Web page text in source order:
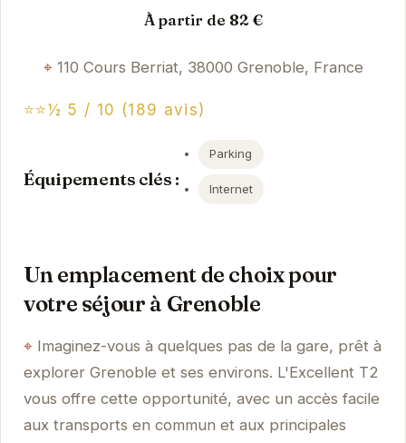
À partir de 82 €
110 Cours Berriat, 38000 Grenoble, France
⭐⭐½ 5 / 10 (189 avis)
Équipements clés :
Parking
Internet
Un emplacement de choix pour
votre séjour à Grenoble
Imaginez-vous à quelques pas de la gare, prêt à
explorer Grenoble et ses environs. L'Excellent T2
vous offre cette opportunité, avec un accès facile
aux transports en commun et aux principales